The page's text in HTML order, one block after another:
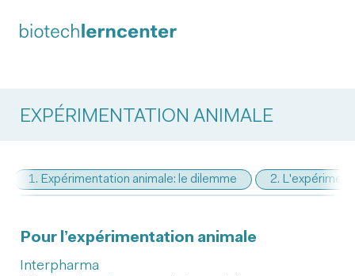
EXPÉRIMENTATION ANIMALE
1. Expérimentation animale: le dilemme 2.
Pour l’expérimentation animale
Interpharma